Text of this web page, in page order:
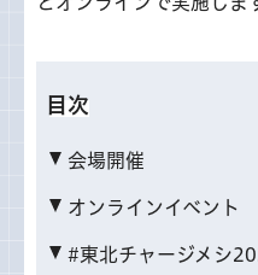
目次
会場開催
オンラインイベント
#東北チャージメシ